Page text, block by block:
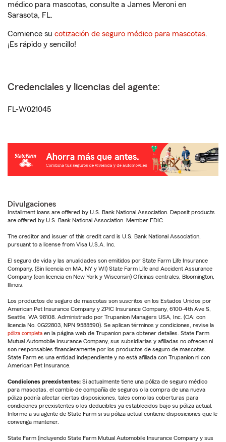
médico para mascotas, consulte a James Meroni en
Sarasota, FL.
Comience su cotización de seguro médico para mascotas.
¡Es rápido y sencillo!
Credenciales y licencias del agente:
FL-W021045
Divulgaciones
Installment loans are offered by U.S. Bank National Association. Deposit products
are offered by U.S. Bank National Association. Member FDIC.
The creditor and issuer of this credit card is U.S. Bank National Association,
pursuant to a license from Visa U.S.A. Inc.
El seguro de vida y las anualidades son emitidos por State Farm Life Insurance
Company. (Sin licencia en MA, NY y WI) State Farm Life and Accident Assurance
Company (con licencia en New York y Wisconsin) Oficinas centrales, Bloomington,
Illinois.
Los productos de seguro de mascotas son suscritos en los Estados Unidos por
American Pet Insurance Company y ZPIC Insurance Company, 6100-4th Ave S,
Seattle, WA 98108. Administrado por Trupanion Managers USA, Inc. (CA: con
licencia No. 0G22803, NPN 9588590). Se aplican términos y condiciones, revise la
póliza completa en la página web de Trupanion para obtener detalles. State Farm
Mutual Automobile Insurance Company, sus subsidiarias y afiliadas no ofrecen ni
son responsables financieramente por los productos de seguro de mascotas.
State Farm es una entidad independiente y no está afiliada con Trupanion ni con
American Pet Insurance.
Condiciones preexistentes: Si actualmente tiene una póliza de seguro médico
para mascotas, el cambio de compañía de seguros o la compra de una nueva
póliza podría afectar ciertas disposiciones, tales como las coberturas para
condiciones preexistentes o los deducibles ya establecidos bajo su póliza actual.
Informe a su agente de State Farm si su póliza actual contiene disposiciones que le
convenga mantener.
State Farm (incluyendo State Farm Mutual Automobile Insurance Company y sus